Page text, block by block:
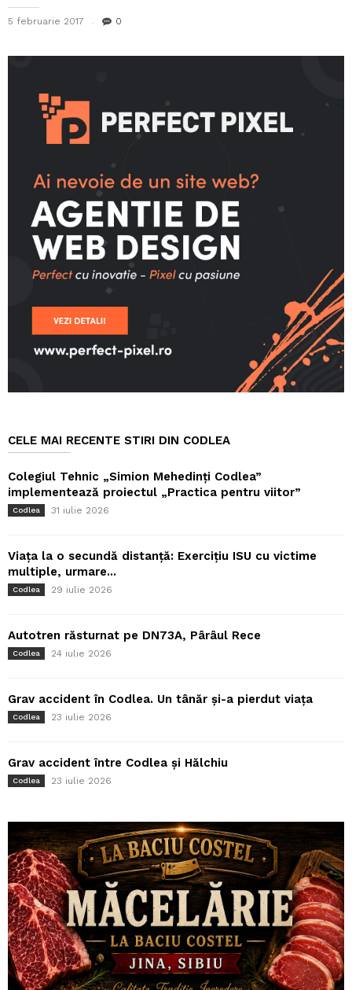
5 februarie 2017 0
CELE MAI RECENTE STIRI DIN CODLEA
Colegiul Tehnic „Simion Mehedinți Codlea”
implementează proiectul „Practica pentru viitor”
Codlea 31 iulie 2026
Viața la o secundă distanță: Exercițiu ISU cu victime
multiple, urmare...
Codlea 29 iulie 2026
Autotren răsturnat pe DN73A, Pârâul Rece
Codlea 24 iulie 2026
Grav accident în Codlea. Un tânăr și-a pierdut viața
Codlea 23 iulie 2026
Grav accident între Codlea și Hălchiu
Codlea 23 iulie 2026